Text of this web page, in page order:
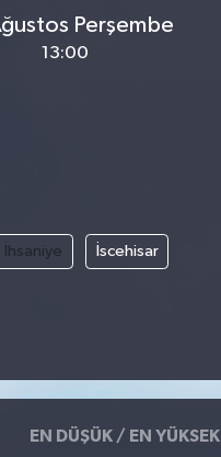
Perşembe
13:00
İhsaniye İscehisar
EN DÜŞÜK / EN YÜKSEK